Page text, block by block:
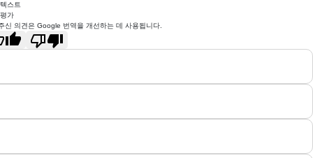
스트
가
신 의견은 Google 번역을 개선하는 데 사용됩니다.